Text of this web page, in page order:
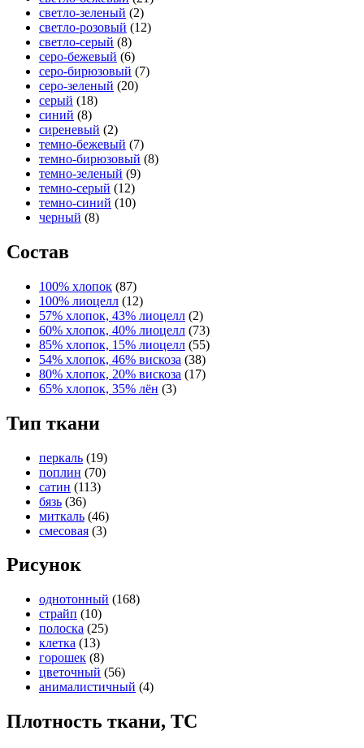
светло-зеленый (2)
светло-розовый (12)
светло-серый (8)
серо-бежевый (6)
серо-бирюзовый (7)
серо-зеленый (20)
серый (18)
синий (8)
сиреневый (2)
темно-бежевый (7)
темно-бирюзовый (8)
темно-зеленый (9)
темно-серый (12)
темно-синий (10)
черный (8)
Состав
100% хлопок (87)
100% лиоцелл (12)
57% хлопок, 43% лиоцелл (2)
60% хлопок, 40% лиоцелл (73)
85% хлопок, 15% лиоцелл (55)
54% хлопок, 46% вискоза (38)
80% хлопок, 20% вискоза (17)
65% хлопок, 35% лён (3)
Тип ткани
перкаль (19)
поплин (70)
сатин (113)
бязь (36)
миткаль (46)
смесовая (3)
Рисунок
однотонный (168)
страйп (10)
полоска (25)
клетка (13)
горошек (8)
цветочный (56)
анималистичный (4)
Плотность ткани, TC